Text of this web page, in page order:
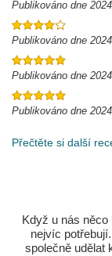
Publikováno dne
Publikováno dne
Publikováno dne
Publikováno dne
Přečtěte si další
Když u nás
nejvíc
společně udělat